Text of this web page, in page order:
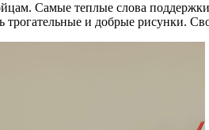
Самые теплые слова
и добрые рисунки.